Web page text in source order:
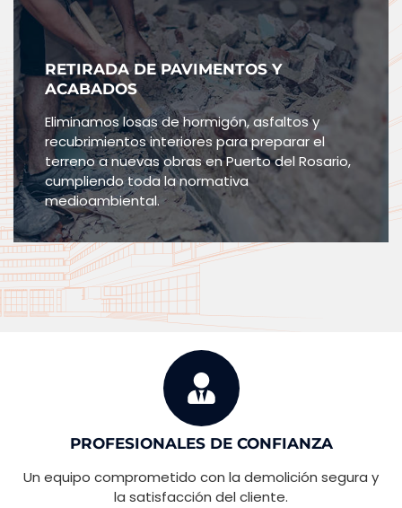
RETIRADA DE PAVIMENTOS Y
ACABADOS
Eliminamos losas de hormigón, asfaltos y
recubrimientos interiores para preparar el
terreno a nuevas obras en Puerto del Rosario,
cumpliendo toda la normativa
medioambiental.
PROFESIONALES DE CONFIANZA
Un equipo comprometido con la demolición segura y
la satisfacción del cliente.